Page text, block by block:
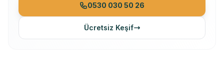
0530 030 50 26
Ücretsiz Keşif